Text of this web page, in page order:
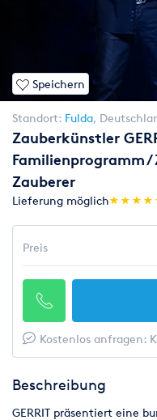
Speichern
Standort: Fulda,
Zauberkünstler
Familienprogramm /
Zauberer
Lieferung möglich(*)
★
★
(*)★
★
(*) ★
★
(*) ★
★
(*)
Preis
Kostenlos anfragen:
Beschreibung
GERRIT präsentiert eine